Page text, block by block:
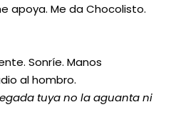
apoya. Me da Chocolisto.
Sonríe. Manos
al hombro.
tuya no la aguanta ni